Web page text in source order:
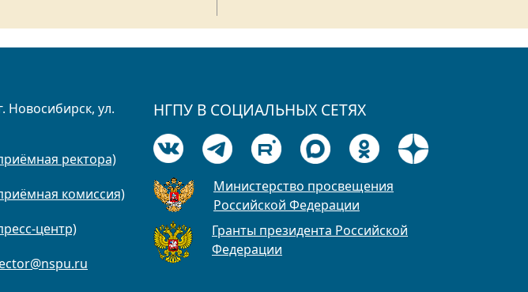
Новосибирск, ул.
ректора)
комиссия)
центр)
НГПУ В СОЦИАЛЬНЫХ СЕТЯХ
Министерство просвещения
Российской Федерации
Гранты президента Российской
Федерации